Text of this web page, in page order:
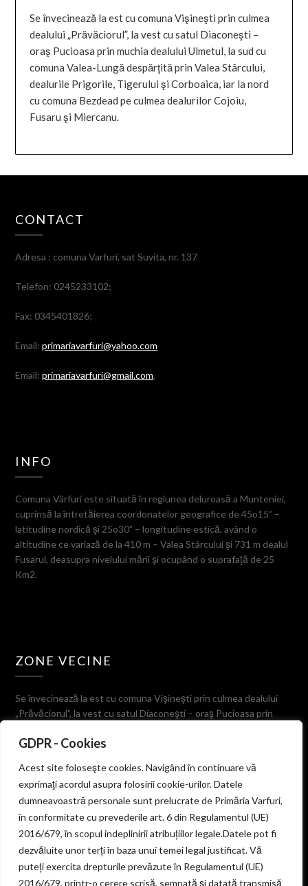
GDPR - Cookies
Acest site foloseşte cookies. Navigând în continuare vă
exprimaţi acordul asupra folosirii cookie-urilor. Datele
dumneavoastră personale sunt prelucrate de Primăria Varfuri,
în conformitate cu prevederile art. 6 din Regulamentul (UE)
2016/679, în scopul indeplinirii atribuțiilor legale.Datele pot fi
dezvăluite unor terți în baza unui temei legal justificat. Vă
puteți exercita drepturile prevăzute în Regulamentul (UE)
2016/679, printr-o cerere scrisă, semnată și datată transmisă
Se învecinează la est cu comuna Vişineşti prin culmea
dealului „Prăvăciorul”, la vest cu satul Diaconeşti –
oraş Pucioasa prin muchia dealului Ulmetul, la sud cu
comuna Valea-Lungă despărţită prin Valea Stârcului,
dealurile Prigorile, Tigerului şi Corboaica, iar la nord
cu comuna Bezdead pe culmea dealurilor Cojoiu,
Fusaru şi Miercanu.
CONTACT
Adresa : comuna Varfuri, sat Suvita, nr. 137
Telefon: 0245233102;
Fax: 0345401826;
Email:primariavarfuri@yahoo.com
Email:primariavarfuri@gmail.com.
INFO
Comuna Vârfuri este situată în regiunea deluroasă a Munteniei,
cuprinsă la întretăierea coordonatelor geografice de 45o15” –
latitudine nordică şi 25o30” – longitudine estică, având o
altitudine ce variază de la 410 m – Valea Stârcului şi 731 m dealul
Fusarul, deasupra nivelului mării şi ocupând o suprafaţă de 25
Km2.
ZONE VECINE
Se învecinează la est cu comuna Vişineşti prin culmea dealului
„Prăvăciorul”, la vest cu satul Diaconeşti – oraş Pucioasa prin
despărţită prin Valea Stârcului, dealurile Prigorile, Tigerului şi
Cojoiu, Fusaru şi Miercanu.
© 2026 PRIMARIA COMUNEI VARFURI